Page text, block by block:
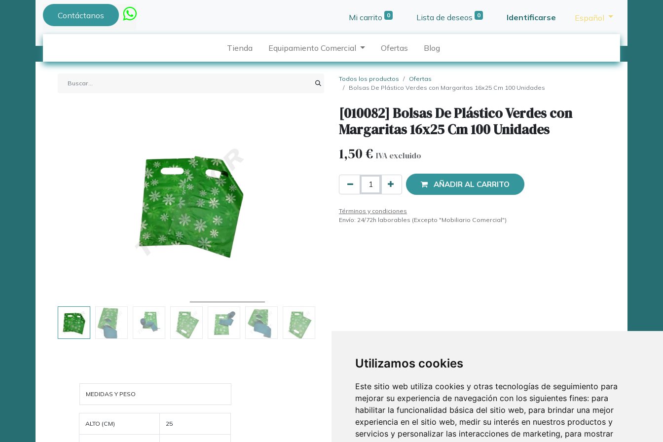
Utilizamos cookies
Este sitio web utiliza cookies y otras tecnologías de seguimiento para
mejorar su experiencia de navegación con los siguientes fines: para
habilitar la funcionalidad básica del sitio web, para brindar una mejor
experiencia en el sitio web, medir su interés en nuestros productos y
servicios y personalizar las interacciones de marketing, para mostrar
Contáctanos Mi carrito 0 Lista de deseos 0 Identificarse Español
Tienda Equipamiento Comercial Ofertas Blog
Todos los productos
Ofertas
Bolsas De Plástico Verdes con Margaritas 16x25 Cm 100 Unidades
[010082] Bolsas De Plástico Verdes con
Margaritas 16x25 Cm 100 Unidades
1,50€ IVA excluido
AÑADIR AL CARRITO
Términos y condiciones
Envío: 24/72h laborables (Excepto "Mobiliario Comercial")
MEDIDAS Y PESO
ALTO (CM) 25